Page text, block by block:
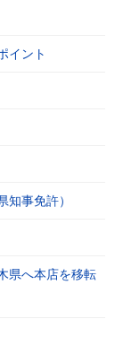
イント
知事免許）
県へ本店を移転